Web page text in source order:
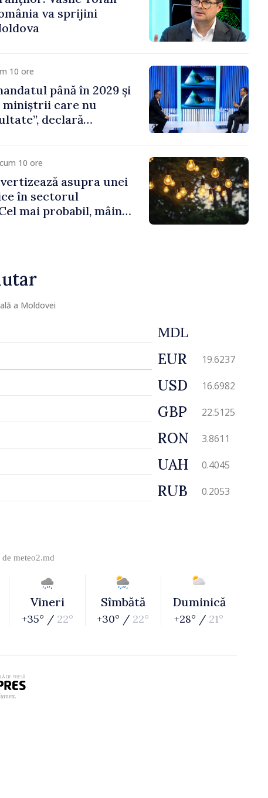
va sprijini
10 ore
până în 2029 și
miniștrii care nu
declară
10 ore
asupra unei
în sectorul
mai probabil, mâine
a Moldovei
MDL
EUR 19.6237
USD 16.6982
GBP 22.5125
RON 3.8611
UAH 0.4045
RUB 0.2053
meteo2.md
Vineri
+35° / 22°
Sîmbătă
+30° / 22°
Duminică
+28° / 21°